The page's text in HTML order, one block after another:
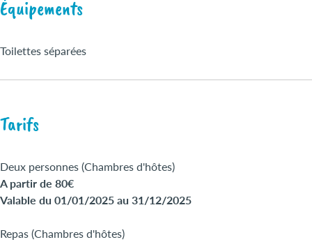
Équipements
Toilettes séparées
Tarifs
Deux personnes (Chambres d'hôtes)
A partir de 80€
Valable du 01/01/2025 au 31/12/2025
Repas (Chambres d'hôtes)